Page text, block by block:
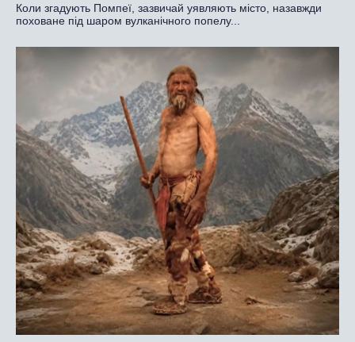
Коли згадують Помпеї, зазвичай уявляють місто, назавжди
поховане під шаром вулканічного попелу...